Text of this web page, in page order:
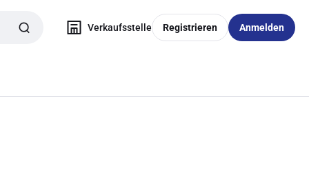
Verkaufsstelle Registrieren Anmelden